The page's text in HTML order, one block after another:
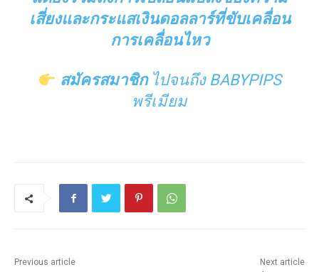
เสี่ยงและกระแสเงินดอลลาร์ที่ขับเคลื่อน
การเคลื่อนไหว
สมัครสมาชิกไปจนถึง BABYPIPS
พรีเมียม
Previous article Next article